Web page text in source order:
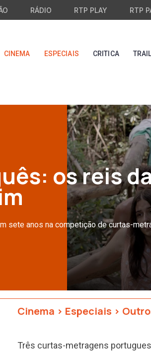
RÁDIO RTP PLAY RTP
CINEMA ESPECIAIS CRITICA
os reis
sete anos na competição de curtas-
Cinema > Especiais >
Três curtas-metragens